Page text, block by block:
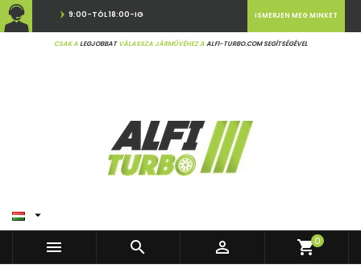
9:00-TÓL 18:00-IG
CSAK ALEGJOBBATVÁLASSZA JÁRMŰVÉHEZ AALFI-TURBO.COM SEGÍTSÉGÉVEL
ISMERJEN MEG MINKET

   shopping_cart0